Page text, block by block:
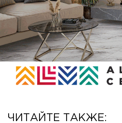
ЧИТАЙТЕ ТАКЖЕ: